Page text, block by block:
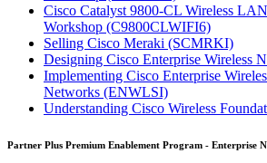
Cisco Catalyst 9800-CL Wireless
Workshop (C9800CLWIFI6)
Selling Cisco Meraki (SCMRKI)
Designing Cisco Enterprise Wireless
Implementing Cisco Enterprise
Networks (ENWLSI)
Understanding Cisco Wireless
Partner Plus Premium Enablement Program - Enterprise